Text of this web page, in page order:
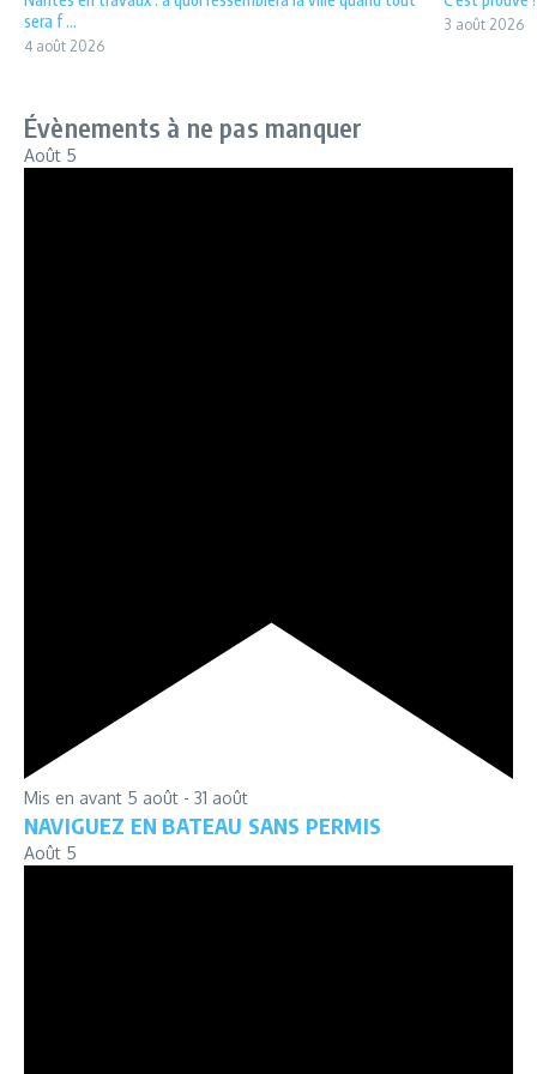
sera f ...
4 août 2026
3 août 2026
Évènements à ne pas manquer
Août 5
Mis en avant 5 août - 31 août
NAVIGUEZ EN BATEAU SANS PERMIS
Août 5